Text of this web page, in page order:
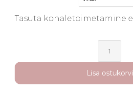
Tasuta kohaletoimetamine
DETOX
kogus
Lisa ostukorvi